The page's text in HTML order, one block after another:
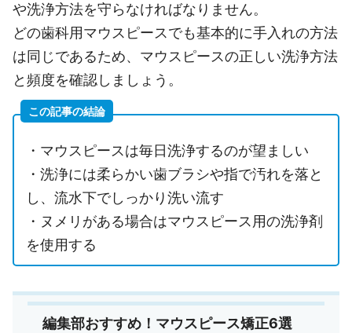
や洗浄方法を守らなければなりません。
どの歯科用マウスピースでも基本的に手入れの方法
は同じであるため、マウスピースの正しい洗浄方法
と頻度を確認しましょう。
この記事の結論
・マウスピースは毎日洗浄するのが望ましい
・洗浄には柔らかい歯ブラシや指で汚れを落と
し、流水下でしっかり洗い流す
・ヌメリがある場合はマウスピース用の洗浄剤
を使用する
編集部おすすめ！マウスピース矯正6選